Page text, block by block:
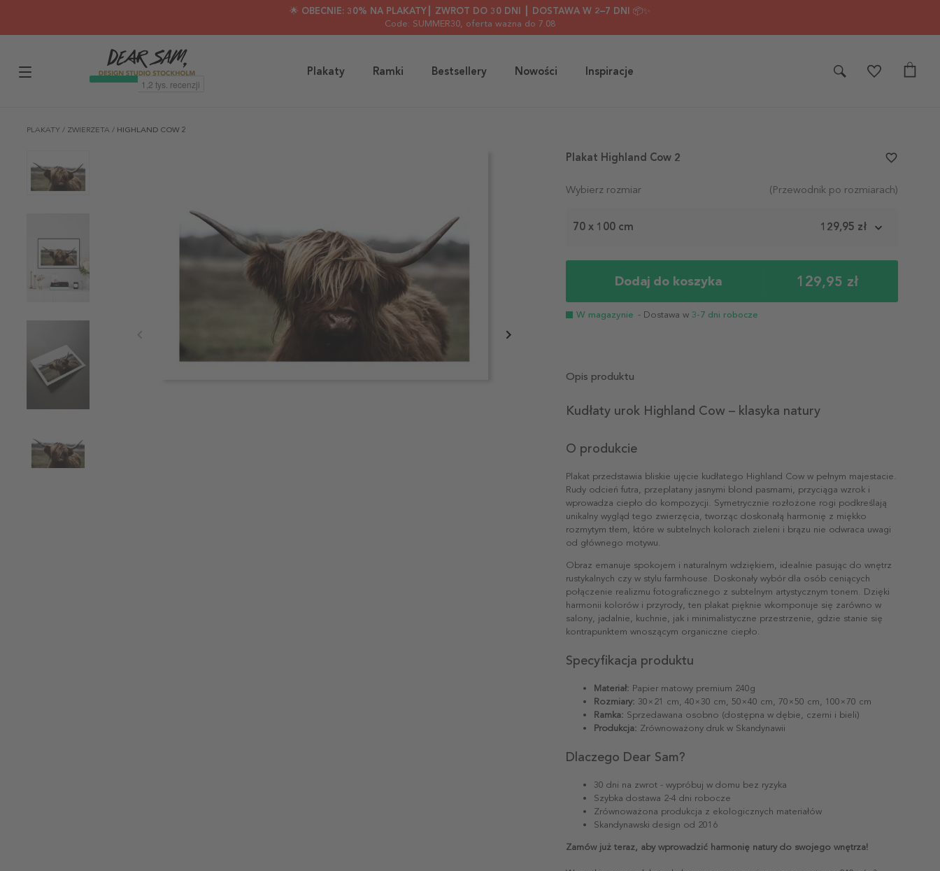
🌟 OBECNIE: 30% NA PLAKATY┃ ZWROT DO 30 DNI ┃ DOSTAWA W 2–7 DNI 📦✨
Code: SUMMER30, oferta ważna do 7.08
Plakaty Ramki Bestsellery Nowości Inspiracje
PLAKATY / ZWIERZETA / HIGHLAND COW 2
Wybierz rozmiar (Przewodnik po rozmiarach)
70 x 100 cm 129,95 zł
Dodaj do koszyka 129,95 zł
W magazynie - Dostawa w 3-7 dni robocze
Plakat Highland Cow 2 favorite_border
Opis produktu
Kudłaty urok Highland Cow – klasyka natury
O produkcie
Plakat przedstawia bliskie ujęcie kudłatego Highland Cow w pełnym majestacie.
Rudy odcień futra, przeplatany jasnymi blond pasmami, przyciąga wzrok i
wprowadza ciepło do kompozycji. Symetrycznie rozłożone rogi podkreślają
unikalny wygląd tego zwierzęcia, tworząc doskonałą harmonię z miękko
rozmytym tłem, które w subtelnych kolorach zieleni i brązu nie odwraca uwagi
od głównego motywu.
Obraz emanuje spokojem i naturalnym wdziękiem, idealnie pasując do wnętrz
rustykalnych czy w stylu farmhouse. Doskonały wybór dla osób ceniących
połączenie realizmu fotograficznego z subtelnym artystycznym tonem. Dzięki
harmonii kolorów i przyrody, ten plakat pięknie wkomponuje się zarówno w
salony, jadalnie, kuchnie, jak i minimalistyczne przestrzenie, gdzie stanie się
kontrapunktem wnoszącym organiczne ciepło.
Specyfikacja produktu
Materiał: Papier matowy premium 240g
Rozmiary: 30×21 cm, 40×30 cm, 50×40 cm, 70×50 cm, 100×70 cm
Ramka: Sprzedawana osobno (dostępna w dębie, czerni i bieli)
Produkcja: Zrównoważony druk w Skandynawii
Dlaczego Dear Sam?
30 dni na zwrot - wypróbuj w domu bez ryzyka
Szybka dostawa 2-4 dni robocze
Zrównoważona produkcja z ekologicznych materiałów
Skandynawski design od 2016
Zamów już teraz, aby wprowadzić harmonię natury do swojego wnętrza!